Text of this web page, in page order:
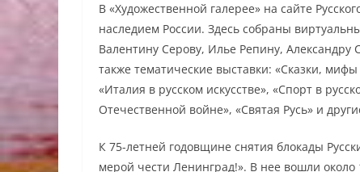
В «Художественной галерее» на сайте
наследием России. Здесь собраны
Валентину Серову, Илье Репину, Александру
также тематические выставки: «Сказки, мифы
«Италия в русском искусстве», «Спорт в
Отечественной войне», «Святая Русь» и
К 75-летней годовщине снятия блокады
мерой чести Ленинград!». В нее вошли